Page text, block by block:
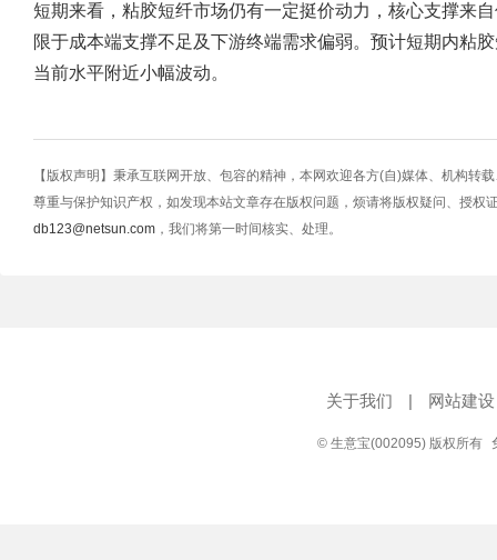
短期来看，粘胶短纤市场仍有一定挺价动力，核心支撑来
限于成本端支撑不足及下游终端需求偏弱。预计短期内粘
当前水平附近小幅波动。
【版权声明】秉承互联网开放、包容的精神，本网欢迎各方(自)媒体、机构转
尊重与保护知识产权，如发现本站文章存在版权问题，烦请将版权疑问、授权
db123@netsun.com ，我们将第一时间核实、处理。
关于我们 | 网站建设
© 生意宝(002095) 版权所有